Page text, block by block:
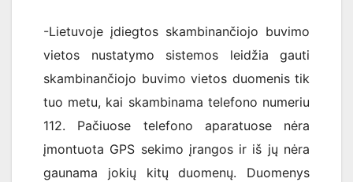
-Lietuvoje įdiegtos skambinančiojo buvimo
vietos nustatymo sistemos leidžia gauti
skambinančiojo buvimo vietos duomenis tik
tuo metu, kai skambinama telefono numeriu
112. Pačiuose telefono aparatuose nėra
įmontuota GPS sekimo įrangos ir iš jų nėra
gaunama jokių kitų duomenų. Duomenys